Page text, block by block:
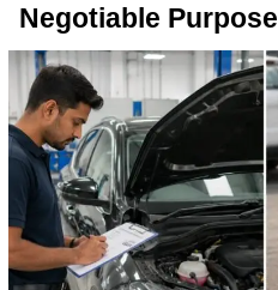
Negotiable Purpose